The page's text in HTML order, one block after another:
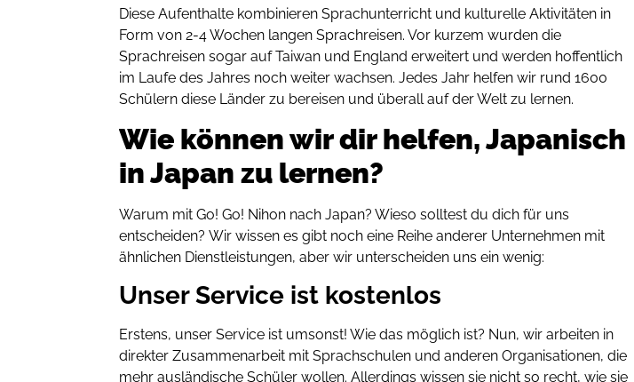
Diese Aufenthalte kombinieren Sprachunterricht und kulturelle Aktivitäten in
Form von 2-4 Wochen langen Sprachreisen. Vor kurzem wurden die
Sprachreisen sogar auf Taiwan und England erweitert und werden hoffentlich
im Laufe des Jahres noch weiter wachsen. Jedes Jahr helfen wir rund 1600
Schülern diese Länder zu bereisen und überall auf der Welt zu lernen.
Wie können wir dir helfen, Japanisch
in Japan zu lernen?
Warum mit Go! Go! Nihon nach Japan? Wieso solltest du dich für uns
entscheiden?Wir wissen es gibt noch eine Reihe anderer Unternehmen mit
ähnlichen Dienstleistungen, aber wir unterscheiden uns ein wenig:
Unser Service ist kostenlos
Erstens, unser Service ist umsonst! Wie das möglich ist? Nun, wir arbeiten in
direkter Zusammenarbeit mit Sprachschulen und anderen Organisationen, die
mehr ausländische Schüler wollen. Allerdings wissen sie nicht so recht, wie sie